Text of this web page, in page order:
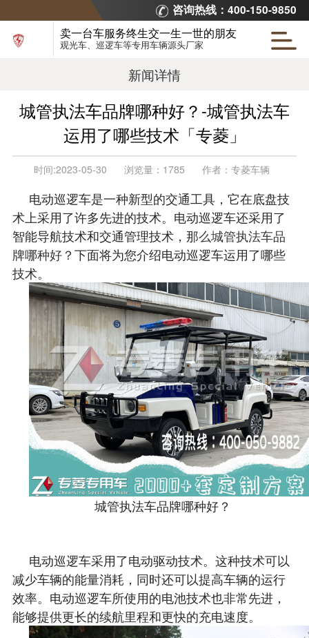
咨询热线：400-150-9850
卖一台车服务终生交一生一世的朋友
观光车、巡逻车等专用车辆源头厂家
新闻详情
城管执法车品牌哪种好？-城管执法车
运用了哪些技术「专菱」
时间:2023-05-30 浏览量： 1785 作者： 专菱车辆
电动巡逻车是一种新型的交通工具，它在底盘技
术上采用了许多先进的技术。电动巡逻车还采用了
智能导航技术和交通管理技术，那么城管执法车品
牌哪种好？下面将为您介绍电动巡逻车运用了哪些
技术。
城管执法车品牌哪种好？
电动巡逻车采用了电动驱动技术。这种技术可以
减少车辆的能量消耗，同时还可以提高车辆的运行
效率。电动巡逻车所使用的电池技术也非常先进，
能够提供更长的续航里程和更快的充电速度。